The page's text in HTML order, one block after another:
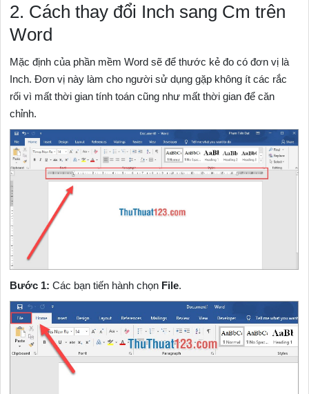
2. Cách thay đổi Inch sang Cm trên
Word
Mặc định của phần mềm Word sẽ để thước kẻ đo có đơn vị là
Inch. Đơn vị này làm cho người sử dụng gặp không ít các rắc
rối vì mất thời gian tính toán cũng như mất thời gian để căn
chỉnh.
Bước 1: Các bạn tiến hành chọn File.